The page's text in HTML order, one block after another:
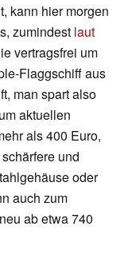
kann hier morgen
zumindest laut
vertragsfrei um
Flaggschiff aus
man spart also
aktuellen
als 400 Euro,
und
oder
auch zum
ab etwa 740